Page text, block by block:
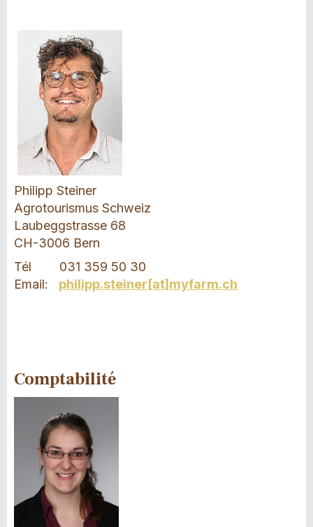
Philipp Steiner
Agrotourismus Schweiz
Laubeggstrasse 68
CH-3006 Bern
Tél 031 359 50 30
Email: philipp.steiner[at]myfarm.ch
Comptabilité